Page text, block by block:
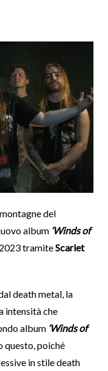
del
album ‘Winds of
tramiteScarlet
death metal, la
intensità che
album ‘Winds of
poiché
in stile death